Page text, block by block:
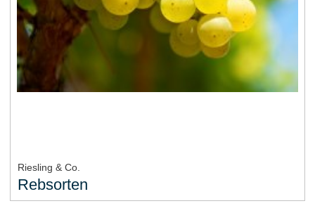
Riesling & Co.
Rebsorten